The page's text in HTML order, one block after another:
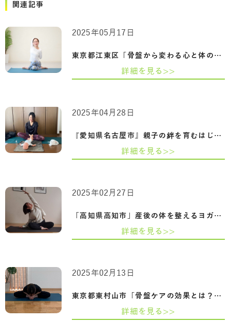
関連記事
東京都江東区「骨盤から変わる心と体の整…
2025年05月17日
詳細を見る>>
『愛知県名古屋市』親子の絆を育むはじめ…
2025年04月28日
詳細を見る>>
「高知県高知市」産後の体を整えるヨガ-骨…
2025年02月27日
詳細を見る>>
東京都東村山市「骨盤ケアの効果とは？姿…
2025年02月13日
詳細を見る>>